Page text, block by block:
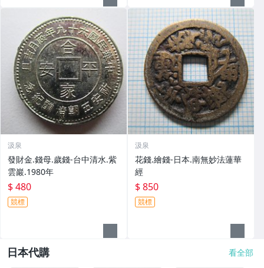
汲泉
發財金.錢母.歲錢-台中清水.紫
雲巖.1980年
$ 480
競標
汲泉
花錢.繪錢-日本.南無妙法蓮華
經
$ 850
競標
日本代購 看全部